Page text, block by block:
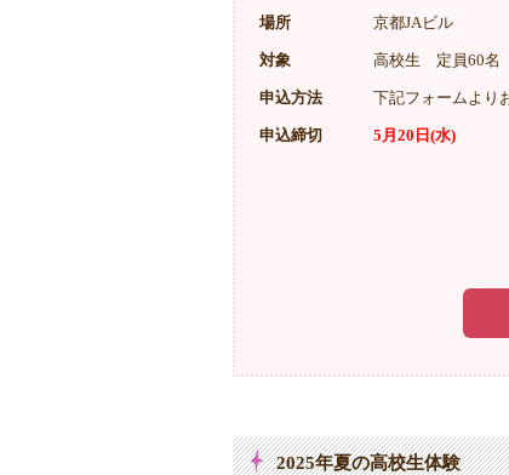
場所 京都JAビル
対象 高校生 定員60名
申込方法 下記フォームより
申込締切 5月20日(水)
2025年夏の高校生体験